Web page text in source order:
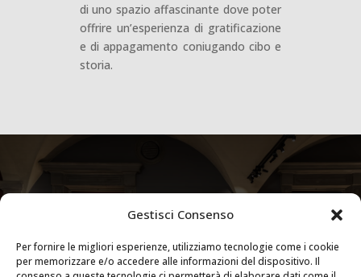
Gestisci Consenso
Per fornire le migliori esperienze, utilizziamo tecnologie come i cookie
per memorizzare e/o accedere alle informazioni del dispositivo. Il
di uno spazio affascinante dove poter
offrire un’esperienza di gratificazione
e di appagamento coniugando cibo e
storia.